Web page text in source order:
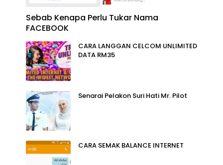
Sebab Kenapa Perlu Tukar Nama
FACEBOOK
CARA LANGGAN CELCOM UNLIMITED
DATA RM35
Senarai Pelakon Suri Hati Mr. Pilot
CARA SEMAK BALANCE INTERNET